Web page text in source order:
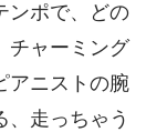
ンポで、どの
チャーミング
アニストの腕
、走っちゃう